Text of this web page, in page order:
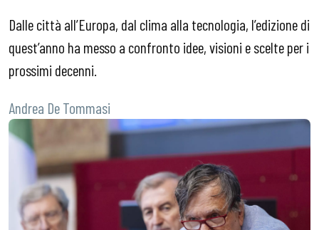
Dalle città all’Europa, dal clima alla tecnologia, l’edizione di
quest’anno ha messo a confronto idee, visioni e scelte per i
prossimi decenni.
Andrea De Tommasi